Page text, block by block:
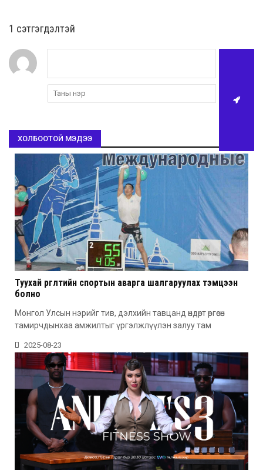
1 сэтгэгдэлтэй
ХОЛБООТОЙ МЭДЭЭ
Туухай өргөлтийн спортын аварга шалгаруулах тэмцээн
болно
Монгол Улсын нэрийг тив, дэлхийн тавцанд өндөрт өргөсөн
тамирчдынхаа амжилтыг үргэлжлүүлэн залуу там
2025-08-23